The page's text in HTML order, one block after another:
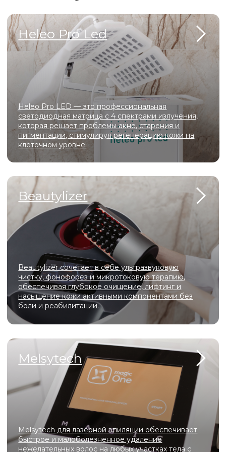
Современный аппарат для газожидкостного
пилинга, который сочетает глубокое очищение,
деликатное обновление кожи, лимфодренаж и
интенсивное увлажнение
АтисМед PRO 7
Capello сочетает функции эпиляции, лифтинга и
микротоков — всё необходимое для эффективной
Capello
Scarlet S обеспечивает безболезненную RF-лифтинг
и микроигольчатую терапию, запуская мощный
синтез коллагена для омоложения кожи без
длительной реабилитации.
О центре
Мы создали уникальное пространство, в котором
гармонично сочетаются современные технологии,
профессионализм мастеров и атмосфера уюта. Здесь
каждая деталь продумана для того, чтобы вы могли
расслабиться, почувствовать заботу и насладиться
процессом преображения.
У нас вы сможете подчеркнуть свою естественную
красоту, сохранить молодость и здоровье, а также